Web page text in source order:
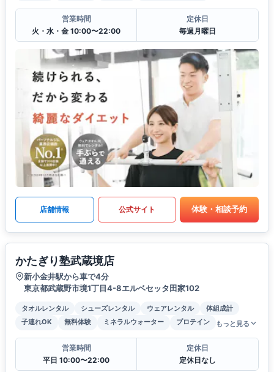
営業時間
火・水・金 10:00〜22:00
定休日
毎週月曜日
店舗情報 公式サイト 体験・相談予約
かたぎり塾武蔵境店
新小金井駅から車で4分
東京都武蔵野市境1丁目4-8エルベセッタ田家102
タオルレンタル シューズレンタル ウェアレンタル
体組成計
子連れOK
無料体験 ミネラルウォーター プロテイン もっと見る
営業時間
平日 10:00〜22:00
定休日
定休日なし